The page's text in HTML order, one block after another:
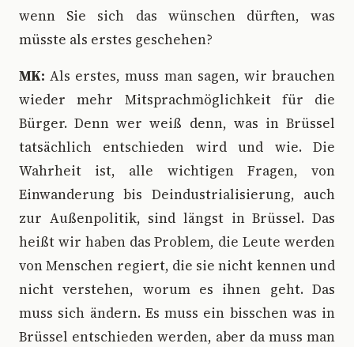
wenn Sie sich das wünschen dürften, was
müsste als erstes geschehen?
MK: Als erstes, muss man sagen, wir brauchen
wieder mehr Mitsprachmöglichkeit für die
Bürger. Denn wer weiß denn, was in Brüssel
tatsächlich entschieden wird und wie. Die
Wahrheit ist, alle wichtigen Fragen, von
Einwanderung bis Deindustrialisierung, auch
zur Außenpolitik, sind längst in Brüssel. Das
heißt wir haben das Problem, die Leute werden
von Menschen regiert, die sie nicht kennen und
nicht verstehen, worum es ihnen geht. Das
muss sich ändern. Es muss ein bisschen was in
Brüssel entschieden werden, aber da muss man